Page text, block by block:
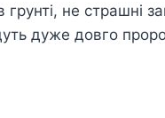
грунті, не страшні
дуже довго